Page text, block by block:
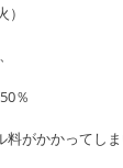
％
がかかってしま